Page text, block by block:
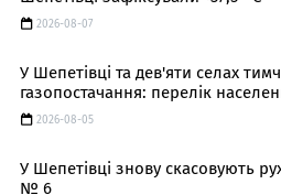
2026-08-07
У Шепетівці та дев'яти селах
газопостачання: перелік
2026-08-05
У Шепетівці знову скасовують
№ 6